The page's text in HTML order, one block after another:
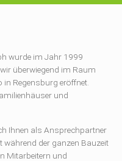
wurde im Jahr 1999
überwiegend im Raum
Regensburg eröffnet.
und
Ihnen als Ansprechpartner
während der ganzen Bauzeit
Mitarbeitern und